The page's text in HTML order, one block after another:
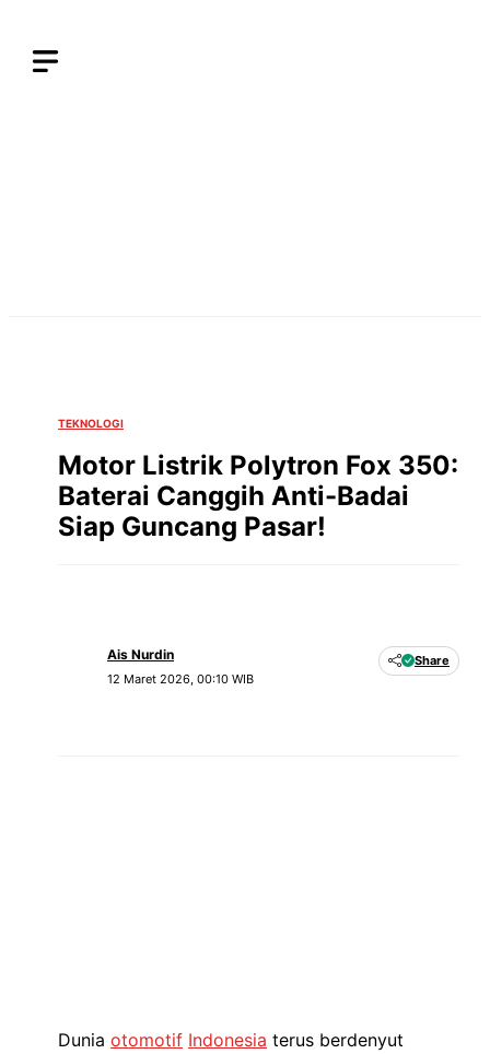
TEKNOLOGI
Motor Listrik Polytron Fox 350:
Baterai Canggih Anti-Badai
Siap Guncang Pasar!
Ais Nurdin
12 Maret 2026, 00:10 WIB
Share
Dunia otomotif Indonesia terus berdenyut